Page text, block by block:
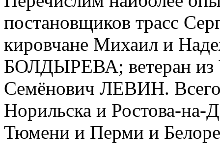
постановщиков трасс
кировчане Михаил и
БОЛДЫРЕВА; ветеран из
Семёнович ЛЕВИН. Всего
Норильска и Ростова-на-
Тюмени и Перми и